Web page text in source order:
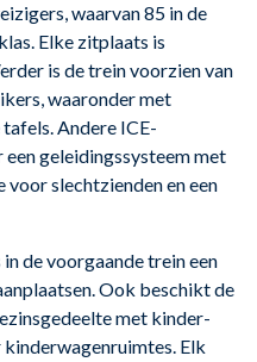
waarvan 85 in de
Elke zitplaats is
is de trein voorzien van
waaronder met
Andere ICE-
geleidingssysteem met
slechtzienden en een
de voorgaande trein een
Ook beschikt de
met kinder-
Elk